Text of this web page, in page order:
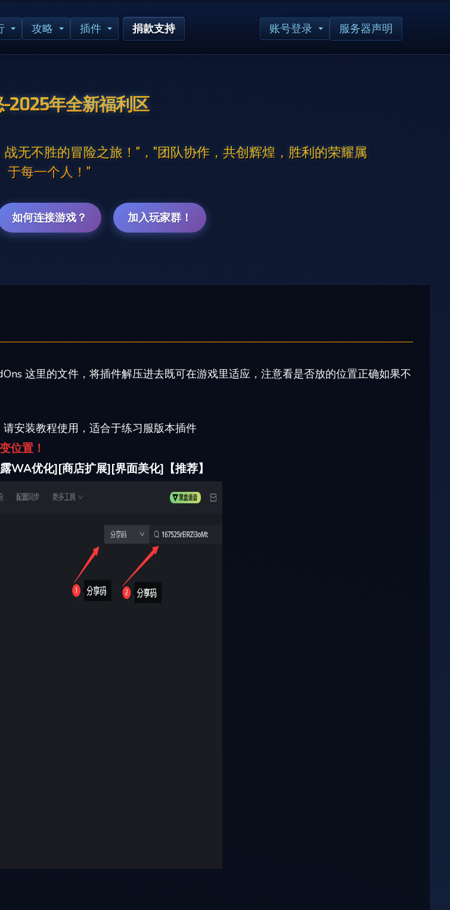
-2025年全新福利区
无不胜的冒险之旅！"，"团队协作，共创辉煌，胜利的荣耀属
于每一个人！"
如何连接游戏？ 加入玩家群！
攻略 插件 捐款支持 账号登录 服务器声明
这里的文件，将插件解压进去既可在游戏里适应，注意看是否放的位置正确如果不
请安装教程使用，适合于练习服版本插件
位置！
WA优化][商店扩展][界面美化]【推荐】